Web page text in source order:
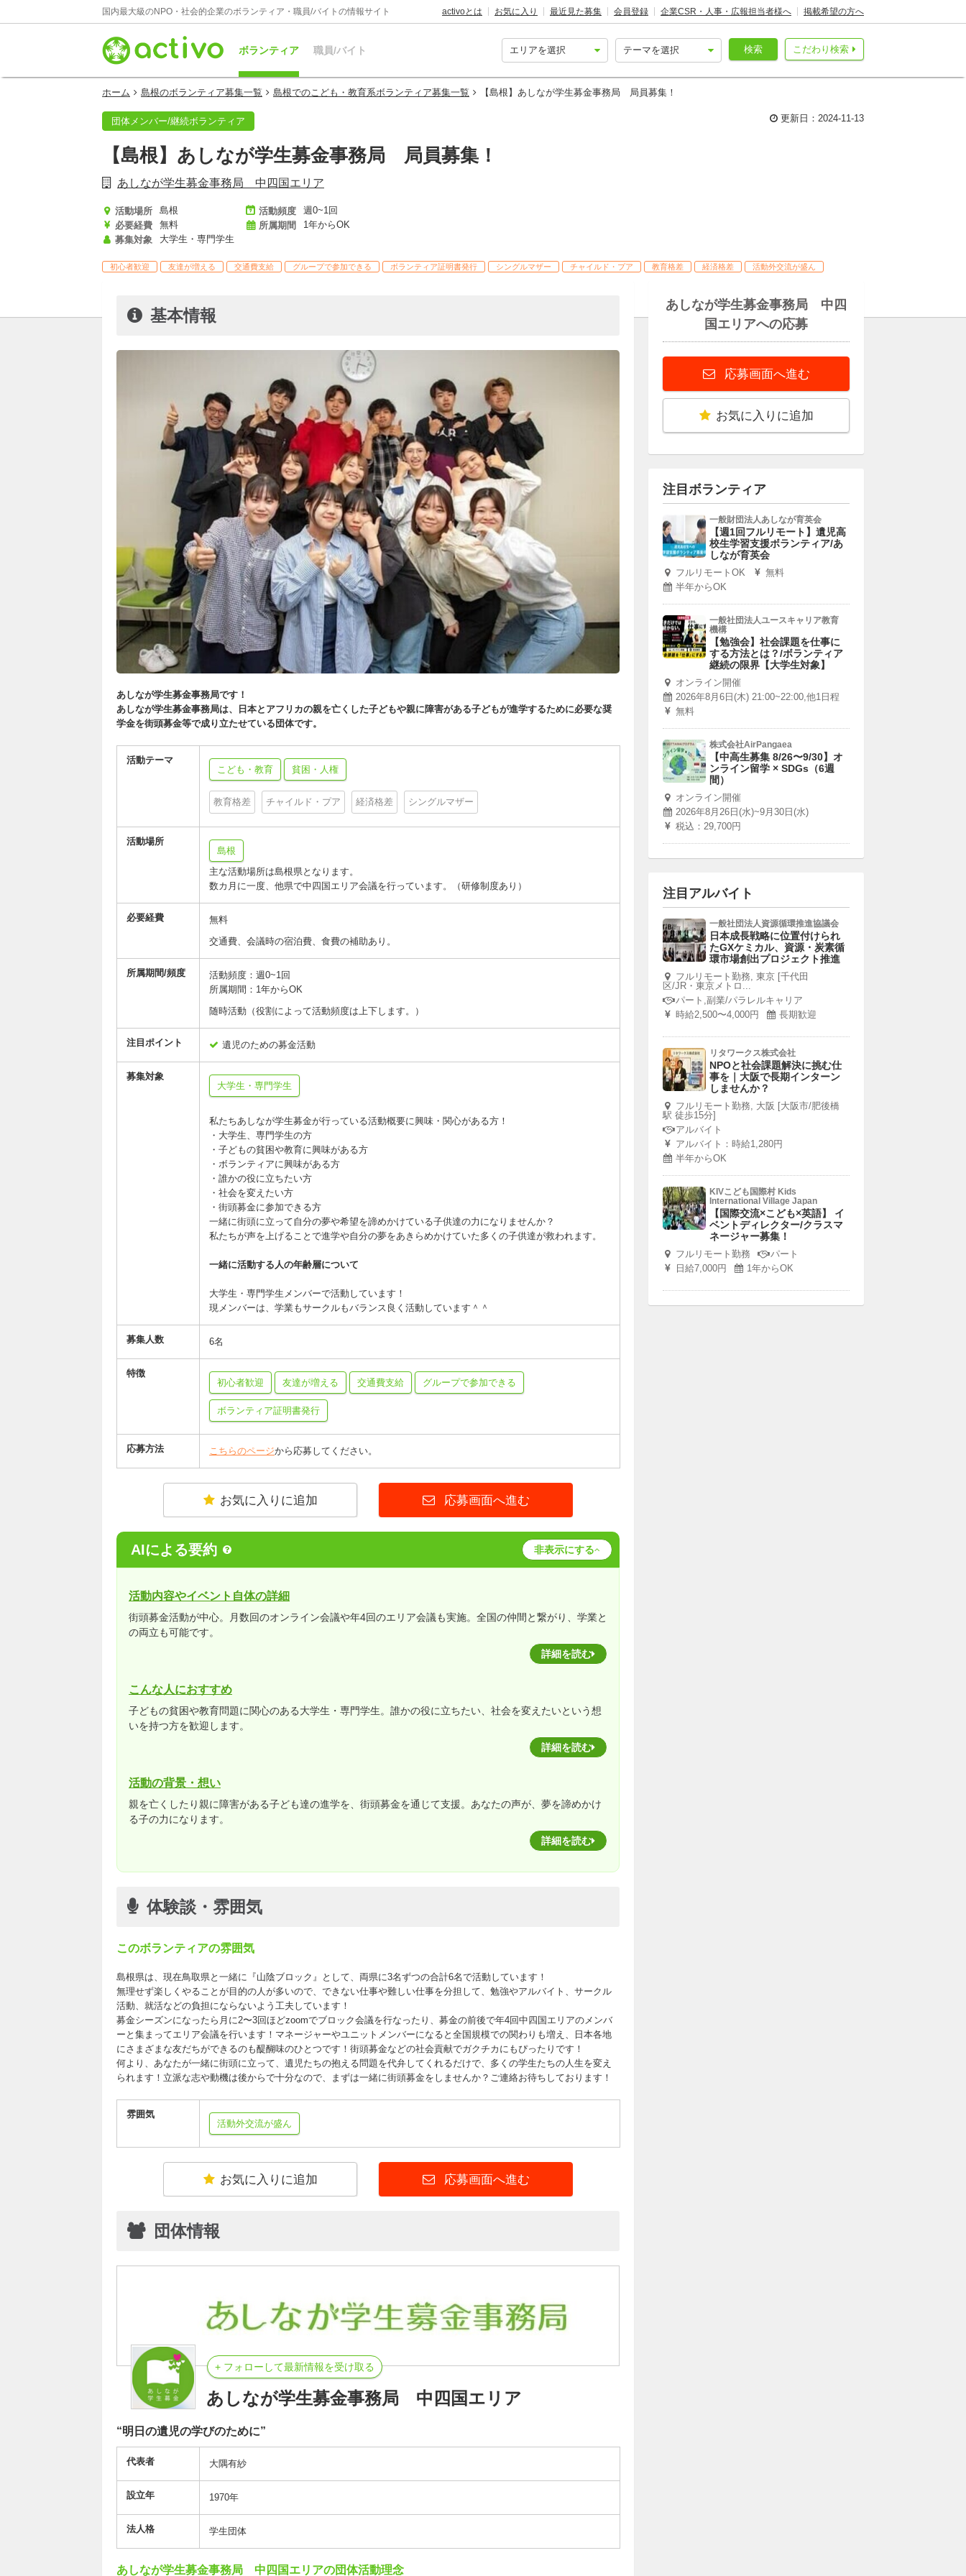
国内最大級のNPO・社会的企業のボランティア・職員/バイトの情報サイト activoとは お気に入り 最近見た募集 会員登録 企業CSR・人事・広報担当者様へ 掲載希望の方へ
ボランティア 職員/バイト こだわり検索
検索
ホーム 島根のボランティア募集一覧 島根でのこども・教育系ボランティア募集一覧 【島根】あしなが学生募金事務局 局員募集！
団体メンバー/継続ボランティア 更新日：2024-11-13
【島根】あしなが学生募金事務局 局員募集！
あしなが学生募金事務局 中四国エリア
活動場所
島根
必要経費
無料
募集対象
大学生・専門学生
活動頻度
週0~1回
所属期間
1年からOK
初心者歓迎 友達が増える 交通費支給 グループで参加できる ボランティア証明書発行 シングルマザー チャイルド・プア 教育格差 経済格差 活動外交流が盛ん
基本情報
あしなが学生募金事務局です！
あしなが学生募金事務局は、日本とアフリカの親を亡くした子どもや親に障害がある子どもが進学するために必要な奨
学金を街頭募金等で成り立たせている団体です。
活動テーマ
こども・教育
貧困・人権
教育格差 チャイルド・プア 経済格差 シングルマザー
活動場所
島根
主な活動場所は島根県となります。
数カ月に一度、他県で中四国エリア会議を行っています。（研修制度あり）
必要経費
無料
交通費、会議時の宿泊費、食費の補助あり。
所属期間/頻度
活動頻度：週0~1回
所属期間：1年からOK
随時活動（役割によって活動頻度は上下します。）
注目ポイント 遺児のための募金活動
募集対象
大学生・専門学生
私たちあしなが学生募金が行っている活動概要に興味・関心がある方！
・大学生、専門学生の方
・子どもの貧困や教育に興味がある方
・ボランティアに興味がある方
・誰かの役に立ちたい方
・社会を変えたい方
・街頭募金に参加できる方
一緒に街頭に立って自分の夢や希望を諦めかけている子供達の力になりませんか？
私たちが声を上げることで進学や自分の夢をあきらめかけていた多くの子供達が救われます。
一緒に活動する人の年齢層について
大学生・専門学生メンバーで活動しています！
現メンバーは、学業もサークルもバランス良く活動しています＾＾
募集人数 6名
特徴
初心者歓迎
友達が増える 交通費支給 グループで参加できる
ボランティア証明書発行
応募方法 こちらのページから応募してください。
応募画面へ進む
お気に入りに追加
AIによる要約 非表示にする
活動内容やイベント自体の詳細
街頭募金活動が中心。月数回のオンライン会議や年4回のエリア会議も実施。全国の仲間と繋がり、学業と
の両立も可能です。
詳細を読む
こんな人におすすめ
子どもの貧困や教育問題に関心のある大学生・専門学生。誰かの役に立ちたい、社会を変えたいという想
いを持つ方を歓迎します。
詳細を読む
活動の背景・想い
親を亡くしたり親に障害がある子ども達の進学を、街頭募金を通じて支援。あなたの声が、夢を諦めかけ
る子の力になります。
詳細を読む
体験談・雰囲気
このボランティアの雰囲気
島根県は、現在鳥取県と一緒に『山陰ブロック』として、両県に3名ずつの合計6名で活動しています！
無理せず楽しくやることが目的の人が多いので、できない仕事や難しい仕事を分担して、勉強やアルバイト、サークル
活動、就活などの負担にならないよう工夫しています！
募金シーズンになったら月に2〜3回ほどzoomでブロック会議を行なったり、募金の前後で年4回中四国エリアのメンバ
ーと集まってエリア会議を行います！マネージャーやユニットメンバーになると全国規模での関わりも増え、日本各地
にさまざまな友だちができるのも醍醐味のひとつです！街頭募金などの社会貢献でガクチカにもぴったりです！
何より、あなたが一緒に街頭に立って、遺児たちの抱える問題を代弁してくれるだけで、多くの学生たちの人生を変え
られます！立派な志や動機は後からで十分なので、まずは一緒に街頭募金をしませんか？ご連絡お待ちしております！
雰囲気
活動外交流が盛ん
応募画面へ進む
お気に入りに追加
団体情報
+ フォローして最新情報を受け取る
あしなが学生募金事務局 中四国エリア
“明日の遺児の学びのために”
代表者 大隅有紗
設立年 1970年
法人格 学生団体
あしなが学生募金事務局 中四国エリアの団体活動理念
あしなが学生募金事務局 中四
国エリアへの応募
応募画面へ進む
お気に入りに追加
注目ボランティア
一般財団法人あしなが育英会
【週1回フルリモート】遺児高
校生学習支援ボランティア/あ
しなが育英会
フルリモートOK
無料
半年からOK
一般社団法人ユースキャリア教育
機構
【勉強会】社会課題を仕事に
する方法とは？/ボランティア
継続の限界【大学生対象】
オンライン開催
2026年8月6日(木) 21:00~22:00,他1日程
無料
株式会社AirPangaea
【中高生募集 8/26〜9/30】オ
ンライン留学 × SDGs（6週
間）
オンライン開催
2026年8月26日(水)~9月30日(水)
税込：29,700円
注目アルバイト
一般社団法人資源循環推進協議会
日本成長戦略に位置付けられ
たGXケミカル、資源・炭素循
環市場創出プロジェクト推進
フルリモート勤務, 東京 [千代田
区/JR・東京メトロ...
パート,副業/パラレルキャリア
時給2,500〜4,000円
長期歓迎
リタワークス株式会社
NPOと社会課題解決に挑む仕
事を｜大阪で長期インターン
しませんか？
フルリモート勤務, 大阪 [大阪市/肥後橋
駅 徒歩15分]
アルバイト
アルバイト：時給1,280円
半年からOK
KIVこども国際村 Kids
International Village Japan
【国際交流×こども×英語】 イ
ベントディレクター/クラスマ
ネージャー募集！
フルリモート勤務
パート
日給7,000円
1年からOK